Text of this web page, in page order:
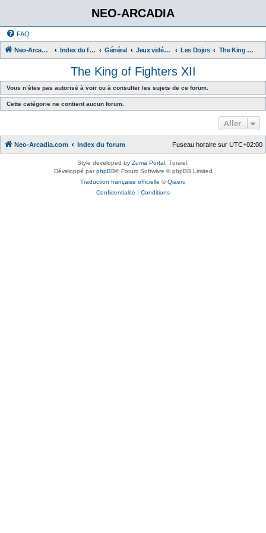
NEO-ARCADIA
FAQ
Neo-Arcadia.com Index du forum Général Jeux vidéo d'arcade Les Dojos The King of Fighters XII
The King of Fighters XII
Vous n’êtes pas autorisé à voir ou à consulter les sujets de ce forum.
Cette catégorie ne contient aucun forum.
Aller
Neo-Arcadia.com Index du forum Fuseau horaire sur UTC+02:00
Style developed by Zuma Portal , Turaiel,
Développé parphpBB® Forum Software © phpBB Limited
Traduction française officielle ©Qiaeru
Confidentialité | Conditions